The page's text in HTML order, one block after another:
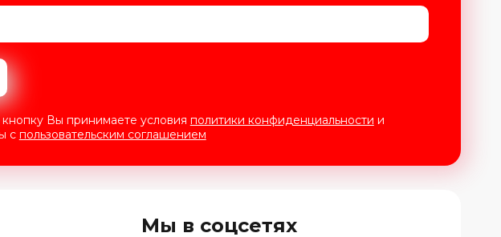
Мы в соцсетях
Вы принимаете условия политики конфиденциальности и
с пользовательским соглашением